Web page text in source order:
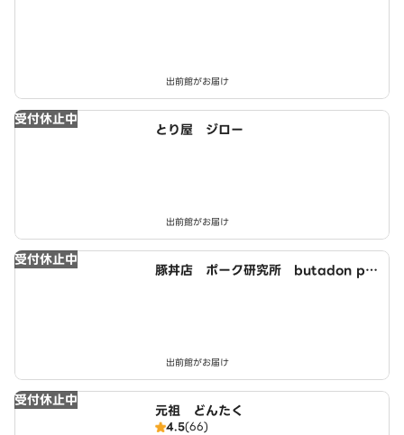
出前館がお届け
受付休止中
とり屋 ジロー
出前館がお届け
受付休止中
豚丼店 ポーク研究所 butadon po
出前館がお届け
受付休止中
元祖 どんたく
4.5(66)